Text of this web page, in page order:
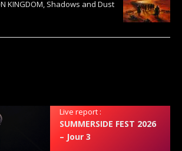
KINGDOM, Shadows and Dust
Live report :
SUMMERSIDE FEST 2026
– Jour 3